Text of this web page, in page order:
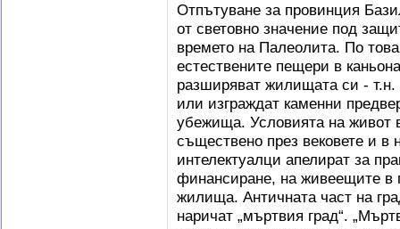
Отпътуване за провинция
от световно значение под
времето на Палеолита. По
естествените пещери в
разширяват жилищата си - т.н.
или изграждат каменни
убежища. Условията на живот
съществено през вековете и в
интелектуалци апелират за
финансиране, на живеещите в
жилища. Античната част на
наричат „мъртвия град“.